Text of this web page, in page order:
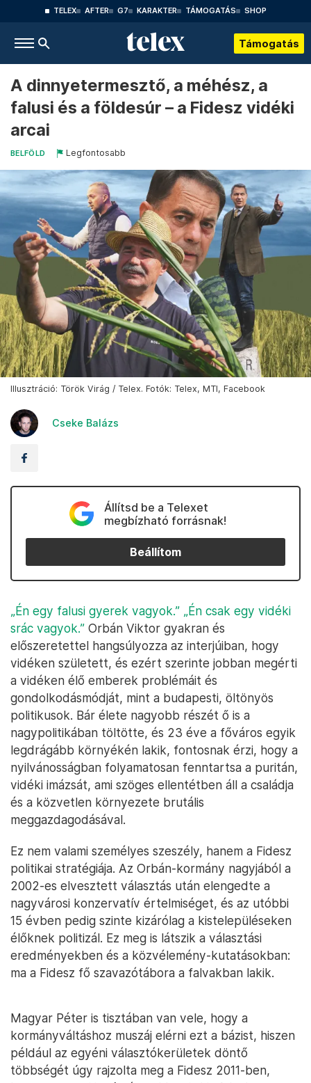
TELEX AFTER G7 KARAKTER TÁMOGATÁS SHOP
Támogatás
A dinnyetermesztő, a méhész, a
falusi és a földesúr – a Fidesz vidéki
arcai
BELFÖLD Legfontosabb
Illusztráció: Török Virág / Telex. Fotók: Telex, MTI, Facebook
Cseke Balázs
Állítsd be a Telexet
megbízható forrásnak!
Beállítom
„Én egy falusi gyerek vagyok.” „Én csak egy vidéki
srác vagyok.” Orbán Viktor gyakran és
előszeretettel hangsúlyozza az interjúiban, hogy
vidéken született, és ezért szerinte jobban megérti
a vidéken élő emberek problémáit és
gondolkodásmódját, mint a budapesti, öltönyös
politikusok. Bár élete nagyobb részét ő is a
nagypolitikában töltötte, és 23 éve a főváros egyik
legdrágább környékén lakik, fontosnak érzi, hogy a
nyilvánosságban folyamatosan fenntartsa a puritán,
vidéki imázsát, ami szöges ellentétben áll a családja
és a közvetlen környezete brutális
meggazdagodásával.
Ez nem valami személyes szeszély, hanem a Fidesz
politikai stratégiája. Az Orbán-kormány nagyjából a
2002-es elvesztett választás után elengedte a
nagyvárosi konzervatív értelmiséget, és az utóbbi
15 évben pedig szinte kizárólag a kistelepüléseken
élőknek politizál. Ez meg is látszik a választási
eredményekben és a közvélemény-kutatásokban:
ma a Fidesz fő szavazótábora a falvakban lakik.
Magyar Péter is tisztában van vele, hogy a
kormányváltáshoz muszáj elérni ezt a bázist, hiszen
például az egyéni választókerületek döntő
többségét úgy rajzolta meg a Fidesz 2011-ben,